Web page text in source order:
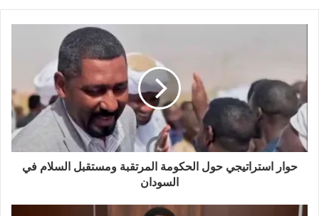
حوار استراتيجي حول الحكومة المرتقبة ومستقبل السلام في
السودان